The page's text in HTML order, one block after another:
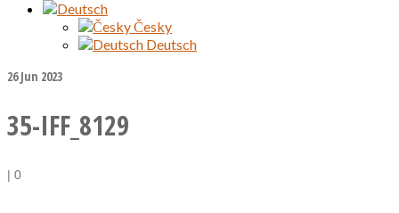
Česky
Deutsch
26Jun 2023
35-IFF_8129
| 0